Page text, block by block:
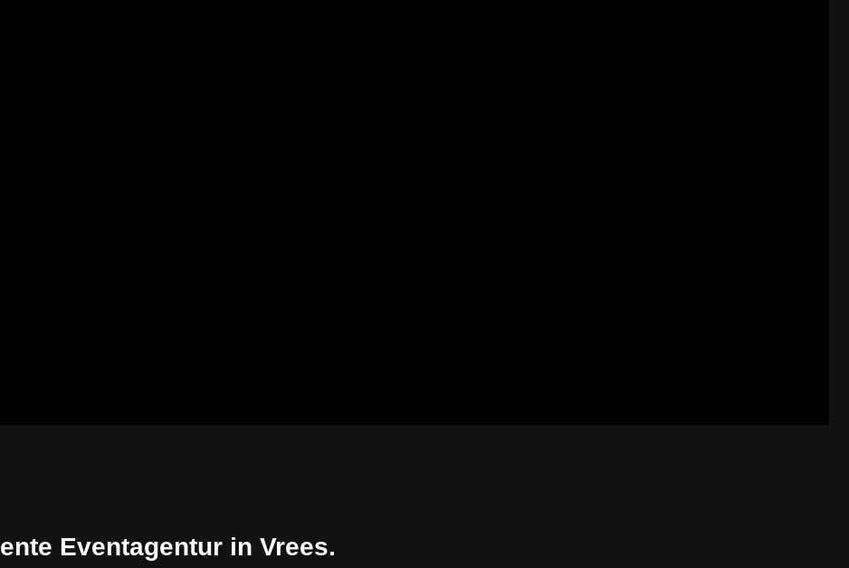
Eventagentur in Vrees.